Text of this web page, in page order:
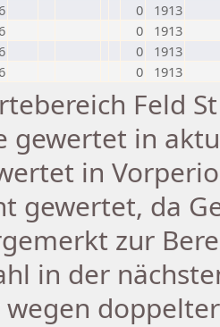
0
1913
0
1913
0
1913
0 1913
Feld
gewertet in
in
gewertet, da
zur
in der
wegen